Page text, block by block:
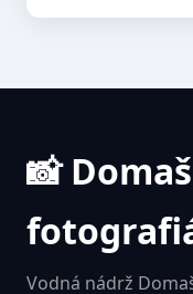
📸
Vodná nádrž